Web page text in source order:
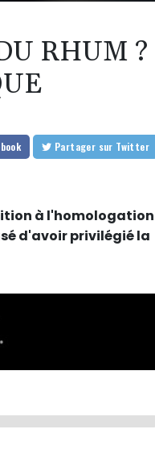
RHUM ?
Partager sur Twitter
à l'homologation
d'avoir privilégié la